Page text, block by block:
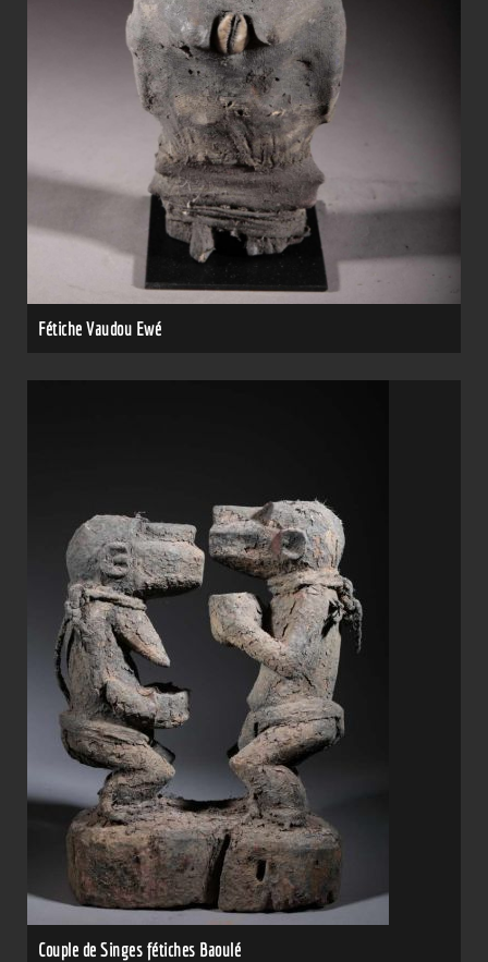
Fétiche Vaudou Ewé
Couple de Singes fétiches Baoulé